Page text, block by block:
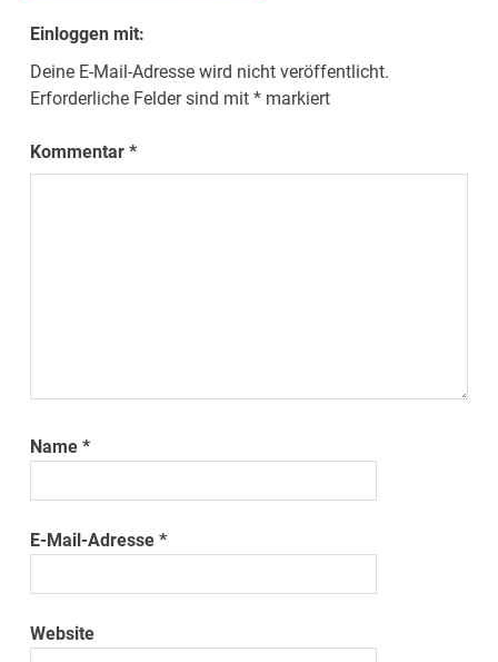
Einloggen mit:
Deine E-Mail-Adresse wird nicht veröffentlicht.
Erforderliche Felder sind mit* markiert
Kommentar*
Name*
E-Mail-Adresse*
Website